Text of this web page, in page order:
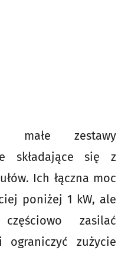
zestawy
składające się z
Ich łączna moc
poniżej 1 kW, ale
zasilać
zużycie